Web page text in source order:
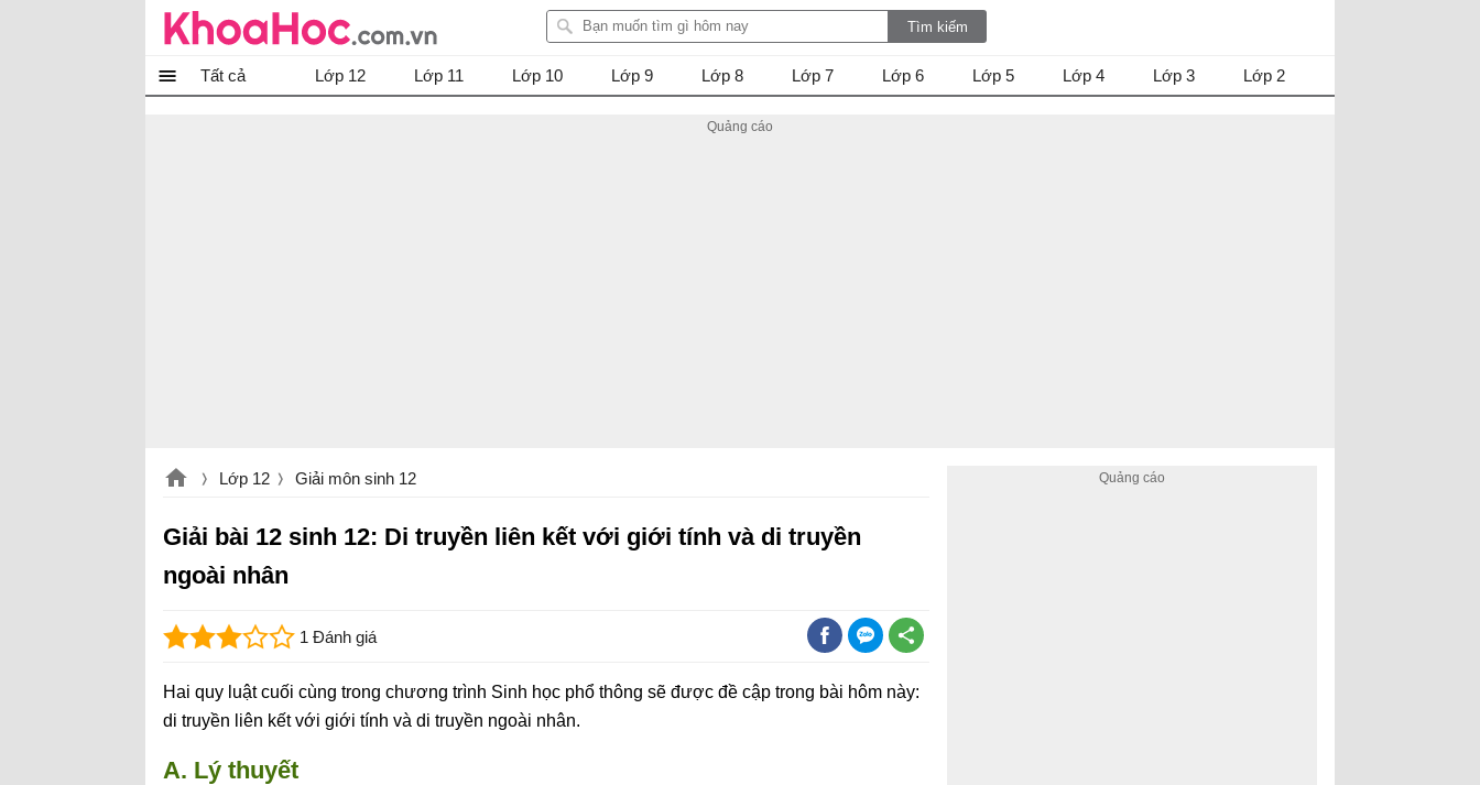
Tất cả Lớp 12 Lớp 11 Lớp 10 Lớp 9 Lớp 8 Lớp 7 Lớp 6 Lớp 5 Lớp 4 Lớp 3 Lớp 2
Lớp 12 Giải môn sinh 12
Giải bài 12 sinh 12: Di truyền liên kết với giới tính và di truyền
ngoài nhân
1 Đánh giá
Hai quy luật cuối cùng trong chương trình Sinh học phổ thông sẽ được đề cập trong bài hôm này:
di truyền liên kết với giới tính và di truyền ngoài nhân.
A. Lý thuyết